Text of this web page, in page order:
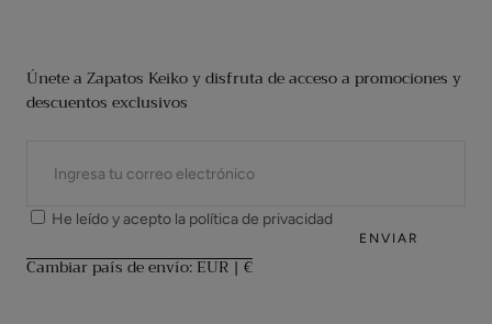
Únete a Zapatos Keiko y disfruta de acceso a promociones y
descuentos exclusivos
He leído y acepto la política de privacidad
ENVIAR
Cambiar país de envío: EUR | €